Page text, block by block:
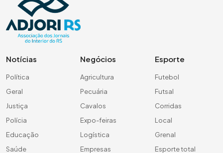
Notícias
Política
Geral
Justiça
Polícia
Educação
Saúde
Negócios
Agricultura
Pecuária
Cavalos
Expo-feiras
Logística
Empresas
Esporte
Futebol
Futsal
Corridas
Local
Grenal
Esporte total